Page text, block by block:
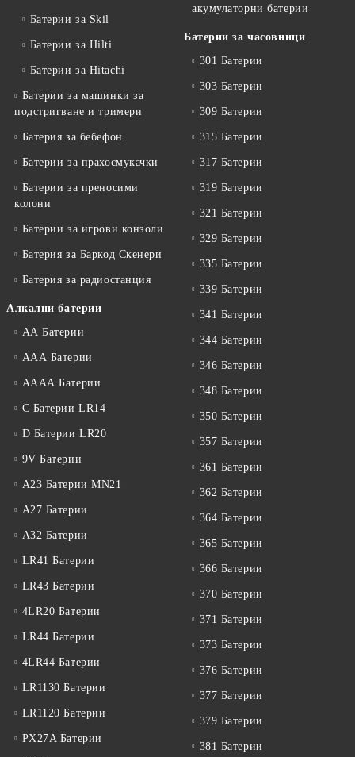
Батерии за Skil
Батерии за Hilti
Батерии за Hitachi
Батерии за машинки за
подстригване и тримери
Батерия за бебефон
Батерии за прахосмукачки
Батерии за преносими
колони
Батерии за игрови конзоли
Батерия за Баркод Скенери
Батерия за радиостанция
Алкални батерии
АА Батерии
ААА Батерии
АААА Батерии
C Батерии LR14
D Батерии LR20
9V Батерии
A23 Батерии MN21
A27 Батерии
A32 Батерии
LR41 Батерии
LR43 Батерии
4LR20 Батерии
LR44 Батерии
4LR44 Батерии
LR1130 Батерии
LR1120 Батерии
PX27A Батерии
акумулаторни батерии
Батерии за часовници
301 Батерии
303 Батерии
309 Батерии
315 Батерии
317 Батерии
319 Батерии
321 Батерии
329 Батерии
335 Батерии
339 Батерии
341 Батерии
344 Батерии
346 Батерии
348 Батерии
350 Батерии
357 Батерии
361 Батерии
362 Батерии
364 Батерии
365 Батерии
366 Батерии
370 Батерии
371 Батерии
373 Батерии
376 Батерии
377 Батерии
379 Батерии
381 Батерии